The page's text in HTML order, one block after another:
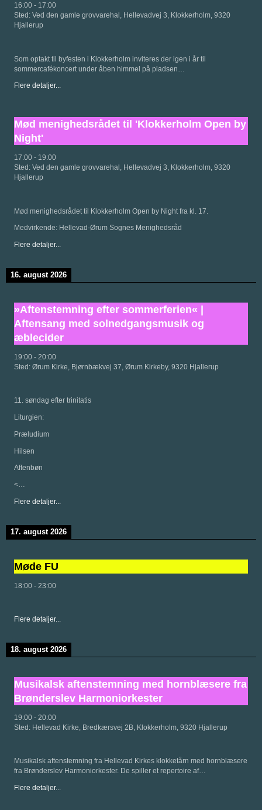
16:00 - 17:00
Sted: Ved den gamle grovvarehal, Hellevadvej 3, Klokkerholm, 9320
Hjallerup
Som optakt til byfesten i Klokkerholm inviteres der igen i år til
sommercafékoncert under åben himmel på pladsen…
Flere detaljer...
Mød menighedsrådet til 'Klokkerholm Open by
Night'
17:00 - 19:00
Sted: Ved den gamle grovvarehal, Hellevadvej 3, Klokkerholm, 9320
Hjallerup
Mød menighedsrådet til Klokkerholm Open by Night fra kl. 17.
Medvirkende: Hellevad-Ørum Sognes Menighedsråd
Flere detaljer...
16. august 2026
»Aftenstemning efter sommerferien« |
Aftensang med solnedgangsmusik og
æblecider
19:00 - 20:00
Sted: Ørum Kirke, Bjørnbækvej 37, Ørum Kirkeby, 9320 Hjallerup
11. søndag efter trinitatis
Liturgien:
Præludium
Hilsen
Aftenbøn
<…
Flere detaljer...
17. august 2026
Møde FU
18:00 - 23:00
Flere detaljer...
18. august 2026
Musikalsk aftenstemning med hornblæsere fra
Brønderslev Harmoniorkester
19:00 - 20:00
Sted: Hellevad Kirke, Bredkærsvej 2B, Klokkerholm, 9320 Hjallerup
Musikalsk aftenstemning fra Hellevad Kirkes klokketårn med hornblæsere
fra Brønderslev Harmoniorkester. De spiller et repertoire af…
Flere detaljer...